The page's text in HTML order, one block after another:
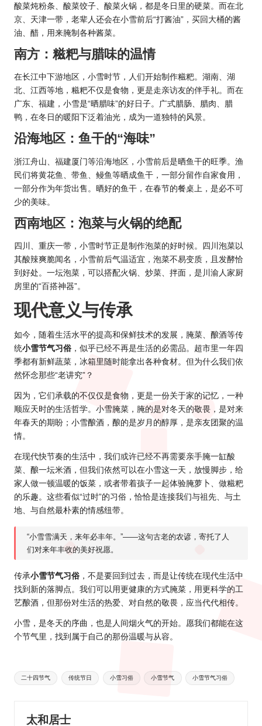
酸菜炖粉条、酸菜饺子、酸菜火锅，都是冬日里的硬菜。而在北
京、天津一带，老辈人还会在小雪前后“打酱油”，买回大桶的酱
油、醋，用来腌制各种酱菜。
南方：糍粑与腊味的温情
在长江中下游地区，小雪时节，人们开始制作糍粑。湖南、湖
北、江西等地，糍粑不仅是食物，更是走亲访友的伴手礼。而在
广东、福建，小雪是“晒腊味”的好日子。广式腊肠、腊肉、腊
鸭，在冬日的暖阳下泛着油光，成为一道独特的风景。
沿海地区：鱼干的“海味”
浙江舟山、福建厦门等沿海地区，小雪前后是晒鱼干的旺季。渔
民们将黄花鱼、带鱼、鳗鱼等晒成鱼干，一部分留作自家食用，
一部分作为年货出售。晒好的鱼干，在春节的餐桌上，是必不可
少的美味。
西南地区：泡菜与火锅的绝配
四川、重庆一带，小雪时节正是制作泡菜的好时候。四川泡菜以
其酸辣爽脆闻名，小雪前后气温适宜，泡菜不易变质，且发酵恰
到好处。一坛泡菜，可以搭配火锅、炒菜、拌面，是川渝人家厨
房里的“百搭神器”。
现代意义与传承
如今，随着生活水平的提高和保鲜技术的发展，腌菜、酿酒等传
统小雪节气习俗 ，似乎已经不再是生活的必需品。超市里一年四
季都有新鲜蔬菜，冰箱里随时能拿出各种食材。但为什么我们依
然怀念那些“老讲究”？
因为，它们承载的不仅仅是食物，更是一份关于家的记忆，一种
顺应天时的生活哲学。小雪腌菜，腌的是对冬天的敬畏，是对来
年春天的期盼；小雪酿酒，酿的是岁月的醇厚，是亲友团聚的温
情。
在现代快节奏的生活中，我们或许已经不再需要亲手腌一缸酸
菜、酿一坛米酒，但我们依然可以在小雪这一天，放慢脚步，给
家人做一顿温暖的饭菜，或者带着孩子一起体验腌萝卜、做糍粑
的乐趣。这些看似“过时”的习俗，恰恰是连接我们与祖先、与土
地、与自然最朴素的情感纽带。
“小雪雪满天，来年必丰年。”——这句古老的农谚，寄托了人
们对来年丰收的美好祝愿。
传承小雪节气习俗 ，不是要回到过去，而是让传统在现代生活中
找到新的落脚点。我们可以用更健康的方式腌菜，用更科学的工
艺酿酒，但那份对生活的热爱、对自然的敬畏，应当代代相传。
小雪，是冬天的序曲，也是人间烟火气的开始。愿我们都能在这
个节气里，找到属于自己的那份温暖与从容。
Tags:
二十四节气 传统节日 小雪习俗 小雪节气 小雪节气习俗
太和居士